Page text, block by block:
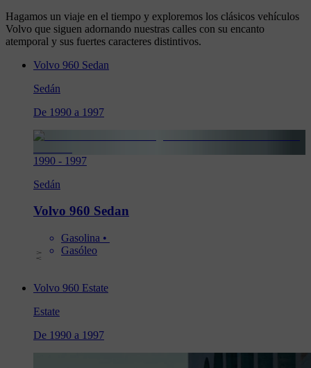
Hagamos un viaje en el tiempo y exploremos los clásicos vehículos
Volvo que siguen adornando nuestras calles con su encanto
atemporal y sus fuertes caracteres distintivos.
Volvo 960 Sedan
Sedán
De 1990 a 1997
1990 - 1997
Sedán
Volvo 960 Sedan
Gasolina •
Gasóleo
Volvo 960 Estate
Estate
De 1990 a 1997